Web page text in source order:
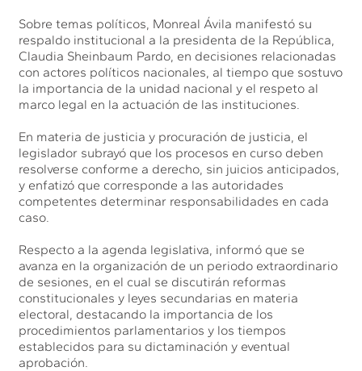
Sobre temas políticos, Monreal Ávila manifestó su
respaldo institucional a la presidenta de la República,
Claudia Sheinbaum Pardo, en decisiones relacionadas
con actores políticos nacionales, al tiempo que sostuvo
la importancia de la unidad nacional y el respeto al
marco legal en la actuación de las instituciones.
En materia de justicia y procuración de justicia, el
legislador subrayó que los procesos en curso deben
resolverse conforme a derecho, sin juicios anticipados,
y enfatizó que corresponde a las autoridades
competentes determinar responsabilidades en cada
caso.
Respecto a la agenda legislativa, informó que se
avanza en la organización de un periodo extraordinario
de sesiones, en el cual se discutirán reformas
constitucionales y leyes secundarias en materia
electoral, destacando la importancia de los
procedimientos parlamentarios y los tiempos
establecidos para su dictaminación y eventual
aprobación.